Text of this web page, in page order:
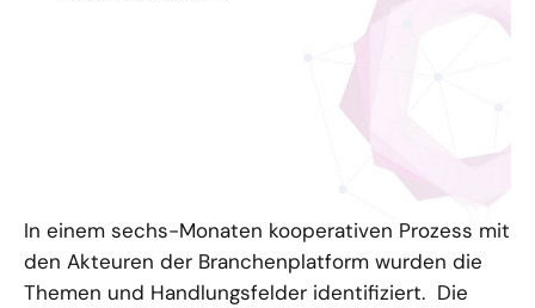
Themenroadmap: Kooperation
In einem sechs-Monaten kooperativen Prozess mit
den Akteuren der Branchenplatform wurden die
Themen und Handlungsfelder identifiziert. Die